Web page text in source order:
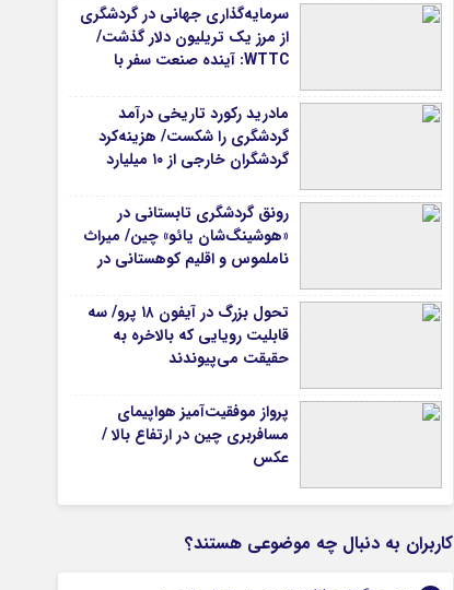
سرمایه‌گذاری جهانی در گردشگری
از مرز یک تریلیون دلار گذشت/
WTTC: آینده صنعت سفر با
تضمین می‌شود
مادرید رکورد تاریخی درآمد
گردشگری را شکست/ هزینه‌کرد
گردشگران خارجی از ۱۰ میلیارد
رونق گردشگری تابستانی در
«هوشینگ‌شان یائو» چین/ میراث
ناملموس و اقلیم کوهستانی در
تحول بزرگ در آیفون ۱۸ پرو/ سه
قابلیت رویایی که بالاخره به
حقیقت می‌پیوندند
پرواز موفقیت‌آمیز هواپیمای
مسافربری چین در ارتفاع بالا /
عکس
کاربران به دنبال چه موضوعی هستند؟